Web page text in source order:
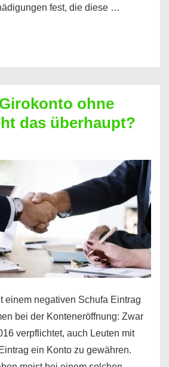
fest, die diese …
ohne
das überhaupt?
einem negativen Schufa Eintrag
bei der Konteneröffnung: Zwar
verpflichtet, auch Leuten mit
ein Konto zu gewähren.